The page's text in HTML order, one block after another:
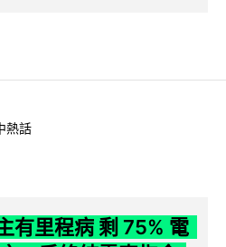
熱話
有里程病 剩 75% 電